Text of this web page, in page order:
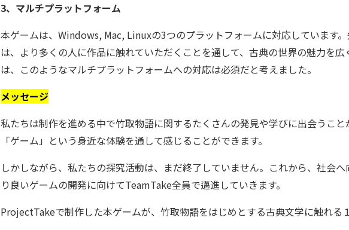
3、マルチプラットフォーム
本ゲームは、Windows, Mac, Linuxの3つのプラットフォームに対応しています
は、より多くの人に作品に触れていただくことを通して、古典の世界の魅力を
は、このようなマルチプラットフォームへの対応は必須だと考えました。
メッセージ
私たちは制作を進める中で竹取物語に関するたくさんの発見や学びに出会うこ
「ゲーム」という身近な体験を通して感じることができます。
しかしながら、私たちの探究活動は、まだ終了していません。これから、社会
り良いゲームの開発に向けてTeamTake全員で邁進していきます。
ProjectTakeで制作した本ゲームが、竹取物語をはじめとする古典文学に触れる